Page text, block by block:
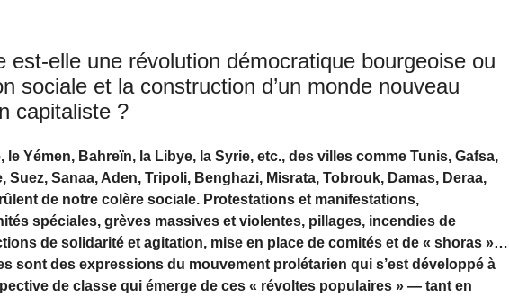
est-elle une révolution démocratique bourgeoise ou
sociale et la construction d’un monde nouveau
capitaliste ?
le Yémen, Bahreïn, la Libye, la Syrie, etc., des villes comme Tunis, Gafsa,
Suez, Sanaa, Aden, Tripoli, Benghazi, Misrata, Tobrouk, Damas, Deraa,
de notre colère sociale. Protestations et manifestations,
spéciales, grèves massives et violentes, pillages, incendies de
de solidarité et agitation, mise en place de comités et de « shoras »…
sont des expressions du mouvement prolétarien qui s’est développé à
de classe qui émerge de ces « révoltes populaires » — tant en